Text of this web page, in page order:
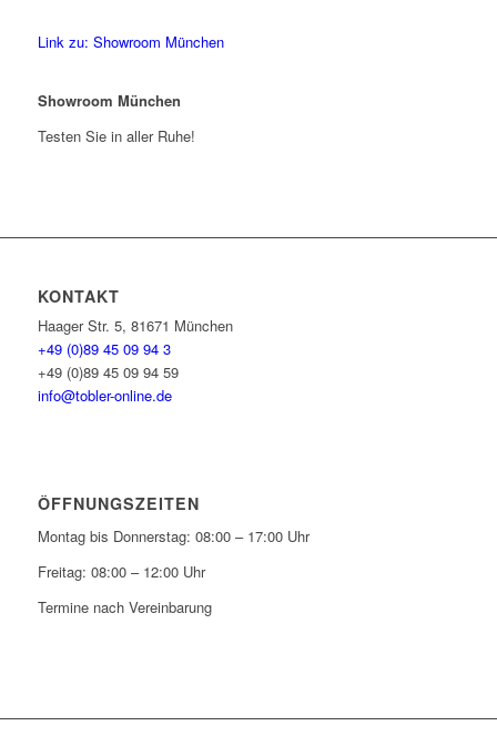
Link zu: Showroom München
Showroom München
Testen Sie in aller Ruhe!
KONTAKT
Haager Str. 5, 81671 München
+49 (0)89 45 09 94 3
+49 (0)89 45 09 94 59
info@tobler-online.de
ÖFFNUNGSZEITEN
Montag bis Donnerstag: 08:00 – 17:00 Uhr
Freitag: 08:00 – 12:00 Uhr
Termine nach Vereinbarung